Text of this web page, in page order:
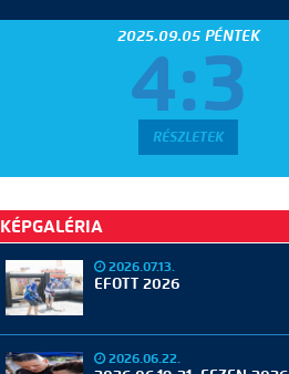
2025.09.05 PÉNTEK
4:3
RÉSZLETEK
KÉPGALÉRIA
2026.07.13.
EFOTT 2026
2026.06.22.